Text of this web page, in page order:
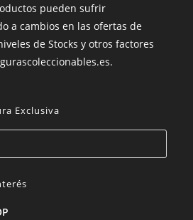
pueden sufrir
a cambios en las ofertas de
de Stocks y otros factores
Exclusiva